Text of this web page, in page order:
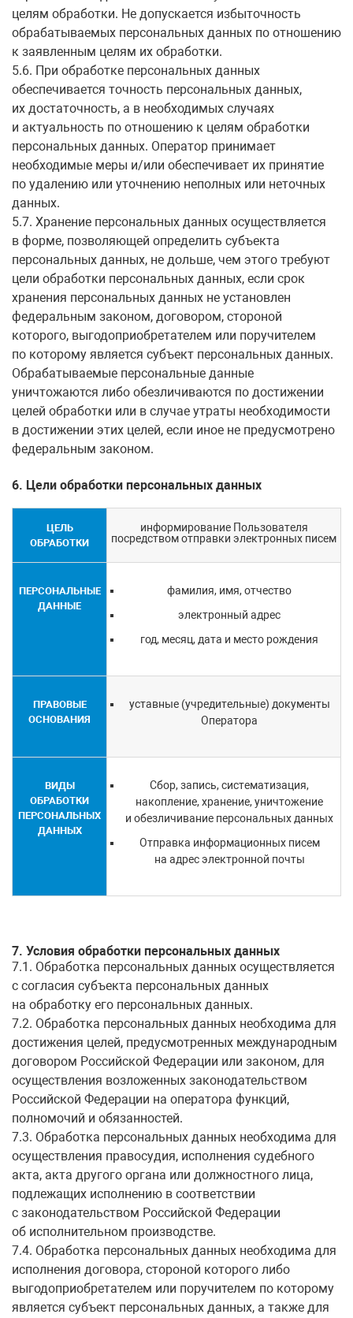
целям обработки. Не допускается избыточность
обрабатываемых персональных данных по отношению
к заявленным целям их обработки.
5.6. При обработке персональных данных
обеспечивается точность персональных данных,
их достаточность, а в необходимых случаях
и актуальность по отношению к целям обработки
персональных данных. Оператор принимает
необходимые меры и/или обеспечивает их принятие
по удалению или уточнению неполных или неточных
данных.
5.7. Хранение персональных данных осуществляется
в форме, позволяющей определить субъекта
персональных данных, не дольше, чем этого требуют
цели обработки персональных данных, если срок
хранения персональных данных не установлен
федеральным законом, договором, стороной
которого, выгодоприобретателем или поручителем
по которому является субъект персональных данных.
Обрабатываемые персональные данные
уничтожаются либо обезличиваются по достижении
целей обработки или в случае утраты необходимости
в достижении этих целей, если иное не предусмотрено
федеральным законом.
6. Цели обработки персональных данных
ЦЕЛЬ
ОБРАБОТКИ
информирование Пользователя
посредством отправки электронных писем
ПЕРСОНАЛЬНЫЕ
ДАННЫЕ
фамилия, имя, отчество
электронный адрес
год, месяц, дата и место рождения
ПРАВОВЫЕ
ОСНОВАНИЯ
уставные (учредительные) документы
Оператора
ВИДЫ
ОБРАБОТКИ
ПЕРСОНАЛЬНЫХ
ДАННЫХ
Сбор, запись, систематизация,
накопление, хранение, уничтожение
и обезличивание персональных данных
Отправка информационных писем
на адрес электронной почты
7. Условия обработки персональных данных
7.1. Обработка персональных данных осуществляется
с согласия субъекта персональных данных
на обработку его персональных данных.
7.2. Обработка персональных данных необходима для
достижения целей, предусмотренных международным
договором Российской Федерации или законом, для
осуществления возложенных законодательством
Российской Федерации на оператора функций,
полномочий и обязанностей.
7.3. Обработка персональных данных необходима для
осуществления правосудия, исполнения судебного
акта, акта другого органа или должностного лица,
подлежащих исполнению в соответствии
с законодательством Российской Федерации
об исполнительном производстве.
7.4. Обработка персональных данных необходима для
исполнения договора, стороной которого либо
выгодоприобретателем или поручителем по которому
является субъект персональных данных, а также для